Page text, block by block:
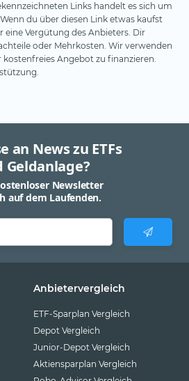
Links handelt es sich um
du über diesen Link etwas kaufst
eine Vergütung des Anbieters. Dir
oder Mehrkosten. Wir verwenden
Angebot zu finanzieren.
an News zu ETFs
Geldanlage?
Newsletter
auf dem Laufenden.
Anbietervergleich
ETF-Sparplan Vergleich
Depot Vergleich
Junior-Depot Vergleich
Aktiensparplan Vergleich